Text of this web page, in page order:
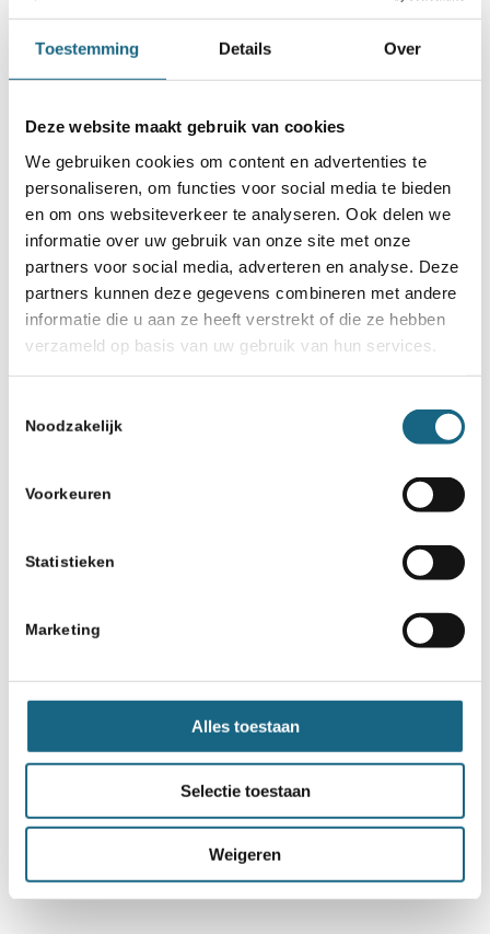
Toestemming Details Over
Deze website maakt gebruik van cookies
We gebruiken cookies om content en advertenties te
personaliseren, om functies voor social media te bieden
en om ons websiteverkeer te analyseren. Ook delen we
informatie over uw gebruik van onze site met onze
partners voor social media, adverteren en analyse. Deze
partners kunnen deze gegevens combineren met andere
informatie die u aan ze heeft verstrekt of die ze hebben
verzameld op basis van uw gebruik van hun services.
Noodzakelijk
Voorkeuren
Statistieken
Marketing
Alles toestaan
Selectie toestaan
Weigeren